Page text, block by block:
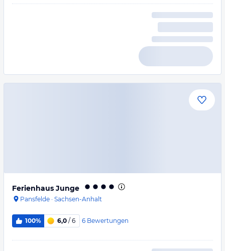
Ferienhaus Junge
Pansfelde · Sachsen-Anhalt
100% 6,0 / 6 6 Bewertungen